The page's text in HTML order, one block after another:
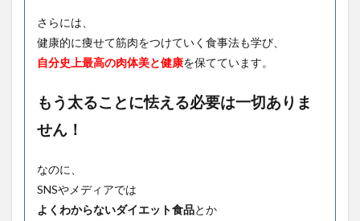
さらには、
健康的に痩せて筋肉をつけていく食事法も学び、
自分史上最高の肉体美と健康を保てています。
もう太ることに怯える必要は一切ありま
せん！
なのに、
SNSやメディアでは
よくわからないダイエット食品とか